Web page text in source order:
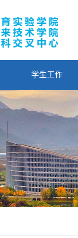
学生工作